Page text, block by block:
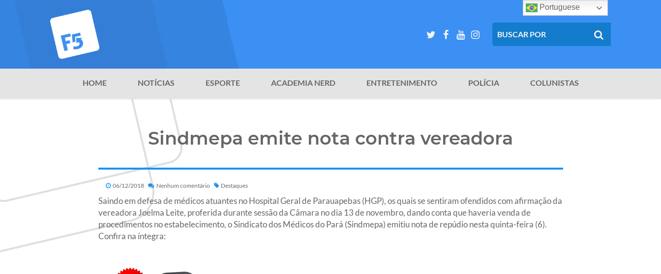
HOME NOTÍCIAS ESPORTE ACADEMIA NERD ENTRETENIMENTO POLÍCIA COLUNISTAS
Sindmepa emite nota contra vereadora
06/12/2018 Nenhum comentário Destaques
Saindo em defesa de médicos atuantes no Hospital Geral de Parauapebas (HGP), os quais se sentiram ofendidos com afirmação da
vereadora Joelma Leite, proferida durante sessão da Câmara no dia 13 de novembro, dando conta que haveria venda de
procedimentos no estabelecimento, o Sindicato dos Médicos do Pará (Sindmepa) emitiu nota de repúdio nesta quinta-feira (6).
Confira na íntegra:
Portuguese